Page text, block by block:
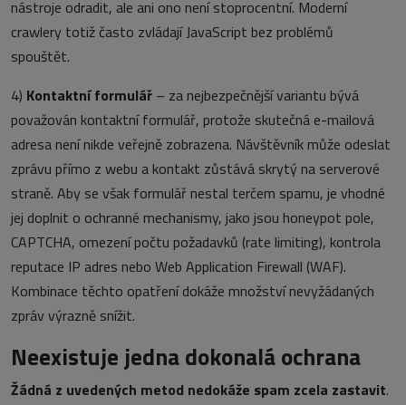
nástroje odradit, ale ani ono není stoprocentní. Moderní
crawlery totiž často zvládají JavaScript bez problémů
spouštět.
4) Kontaktní formulář – za nejbezpečnější variantu bývá
považován kontaktní formulář, protože skutečná e-mailová
adresa není nikde veřejně zobrazena. Návštěvník může odeslat
zprávu přímo z webu a kontakt zůstává skrytý na serverové
straně. Aby se však formulář nestal terčem spamu, je vhodné
jej doplnit o ochranné mechanismy, jako jsou honeypot pole,
CAPTCHA, omezení počtu požadavků (rate limiting), kontrola
reputace IP adres nebo Web Application Firewall (WAF).
Kombinace těchto opatření dokáže množství nevyžádaných
zpráv výrazně snížit.
Neexistuje jedna dokonalá ochrana
Žádná z uvedených metod nedokáže spam zcela zastavit.